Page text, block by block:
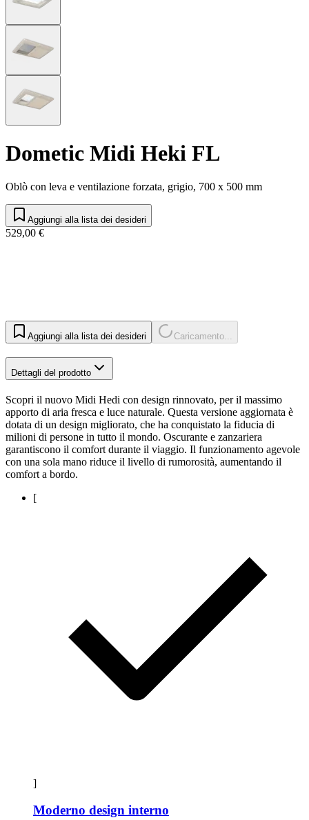
Dometic Midi Heki FL
Oblò con leva e ventilazione forzata, grigio, 700 x 500 mm
Aggiungi alla lista dei desideri
529,00 €
Aggiungi alla lista dei desideri Caricamento...
Dettagli del prodotto
Scopri il nuovo Midi Hedi con design rinnovato, per il massimo
apporto di aria fresca e luce naturale. Questa versione aggiornata è
dotata di un design migliorato, che ha conquistato la fiducia di
milioni di persone in tutto il mondo. Oscurante e zanzariera
garantiscono il comfort durante il viaggio. Il funzionamento agevole
con una sola mano riduce il livello di rumorosità, aumentando il
comfort a bordo.
[
]
Moderno design interno